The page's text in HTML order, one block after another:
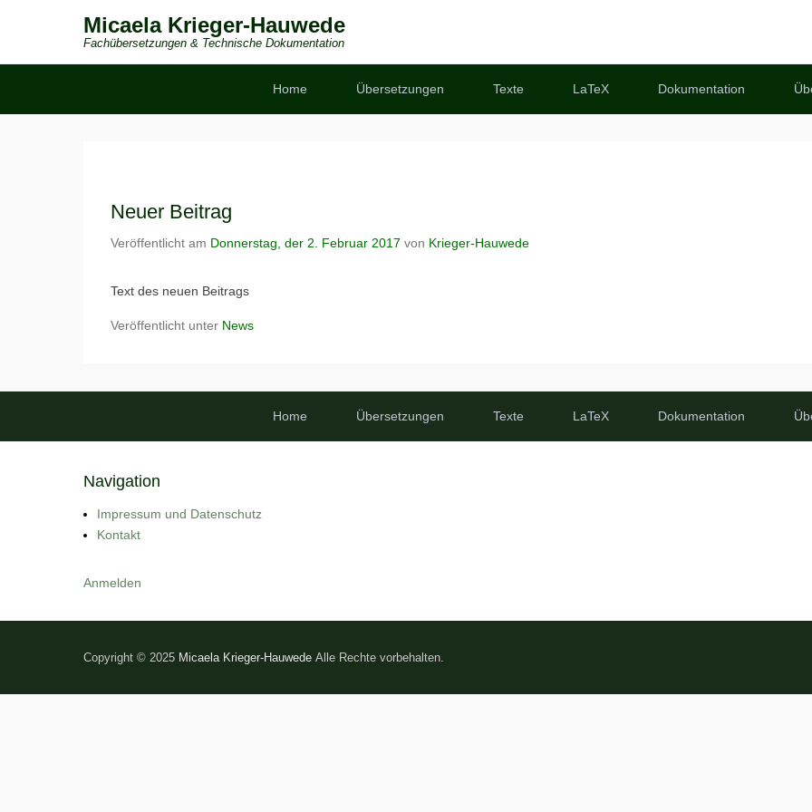
Micaela Krieger-Hauwede
Fachübersetzungen & Technische Dokumentation
Home
Übersetzungen Texte LaTeX Dokumentation
Neuer Beitrag
Veröffentlicht am Donnerstag, der 2. Februar 2017 von Krieger-Hauwede
Text des neuen Beitrags
Veröffentlicht unter News
Home
Übersetzungen Texte LaTeX Dokumentation
Navigation
Impressum und Datenschutz
Kontakt
Anmelden
Copyright © 2025 Micaela Krieger-Hauwede Alle Rechte vorbehalten.